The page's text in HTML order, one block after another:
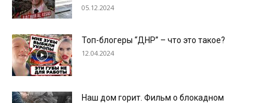
05.12.2024
Топ-блогеры “ДНР” – что это такое?
12.04.2024
Наш дом горит. Фильм о блокадном